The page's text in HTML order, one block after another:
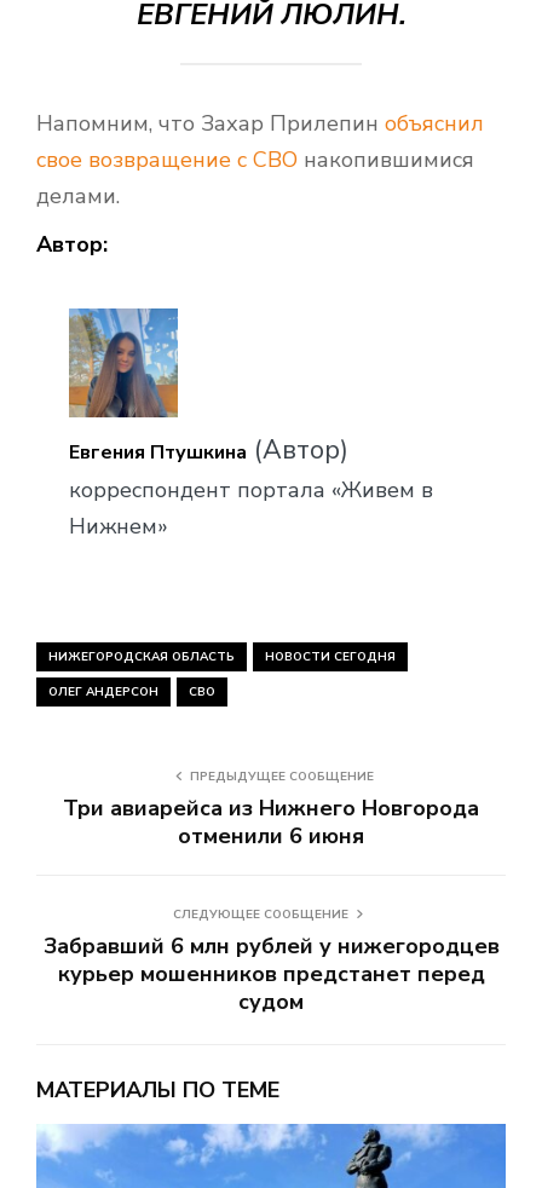
ЕВГЕНИЙ ЛЮЛИН.
Напомним, что Захар Прилепин объяснил
свое возвращение с СВО накопившимися
делами.
Автор:
Евгения Птушкина (Автор)
корреспондент портала «Живем в
Нижнем»
НИЖЕГОРОДСКАЯ ОБЛАСТЬ НОВОСТИ СЕГОДНЯ
ОЛЕГ АНДЕРСОН СВО
ПРЕДЫДУЩЕЕ СООБЩЕНИЕ
Три авиарейса из Нижнего Новгорода
отменили 6 июня
СЛЕДУЮЩЕЕ СООБЩЕНИЕ
Забравший 6 млн рублей у нижегородцев
курьер мошенников предстанет перед
судом
МАТЕРИАЛЫ ПО ТЕМЕ